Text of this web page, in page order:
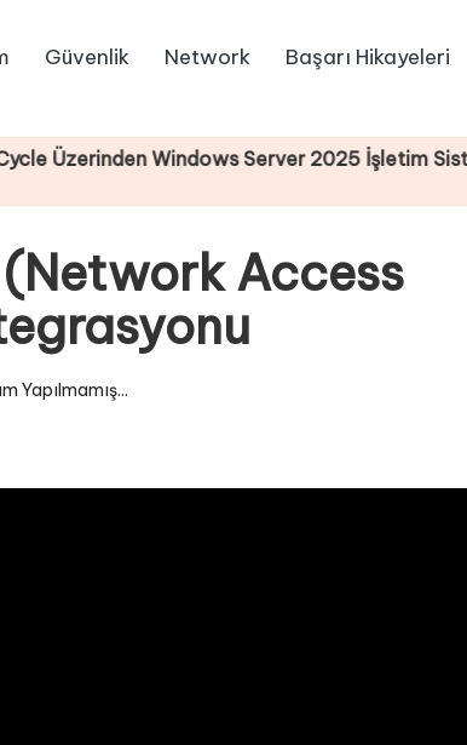
Güvenlik Network Başarı Hikayeleri
Windows Server 2025 İşletim Sistemi
Access
Yapılmamış...